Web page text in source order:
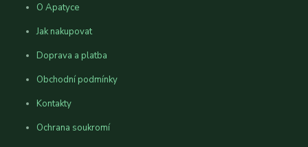
O Apatyce
Jak nakupovat
Doprava a platba
Obchodní podmínky
Kontakty
Ochrana soukromí